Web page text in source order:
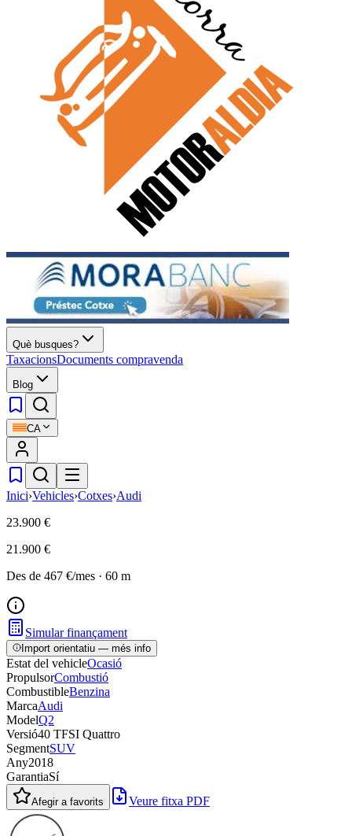
Què busques?
TaxacionsDocuments compravenda
Blog
CA
Inici›Vehicles›Cotxes›Audi
23.900 €
21.900 €
Des de 467 €/mes · 60 m
Simular finançament
Import orientatiu — més info
Estat del vehicleOcasió
PropulsorCombustió
CombustibleBenzina
MarcaAudi
ModelQ2
Versió40 TFSI Quattro
SegmentSUV
Any2018
GarantiaSí
Afegir a favorits Veure fitxa PDF